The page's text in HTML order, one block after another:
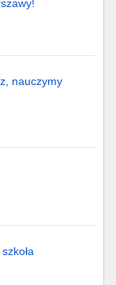
nauczymy